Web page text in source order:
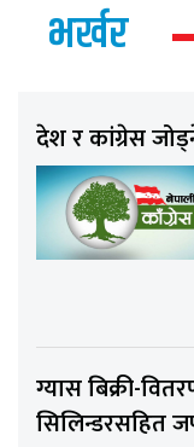
भर्खर
देश र कांग्रेस
ग्यास बिक्री-
सिलिन्डरसहित